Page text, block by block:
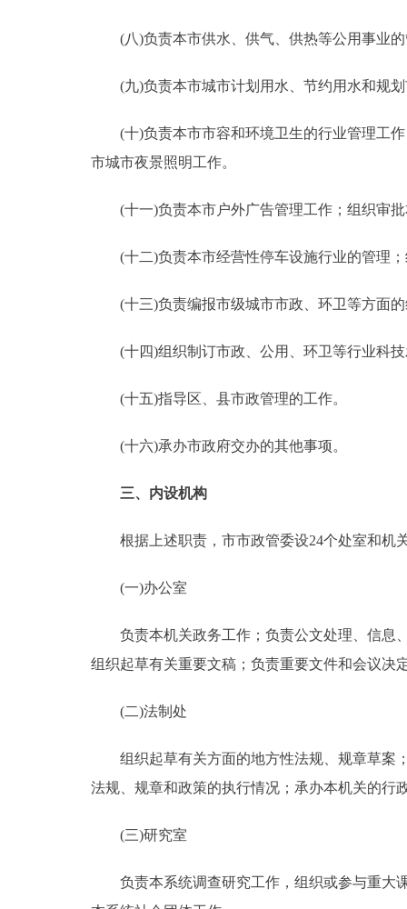
(八)负责本市供水、供气、供热等公用事业的
(九)负责本市城市计划用水、节约用水和规划
(十)负责本市市容和环境卫生的行业管理工作
市城市夜景照明工作。
(十一)负责本市户外广告管理工作；组织审批
(十二)负责本市经营性停车设施行业的管理；
(十三)负责编报市级城市市政、环卫等方面的
(十四)组织制订市政、公用、环卫等行业科技
(十五)指导区、县市政管理的工作。
(十六)承办市政府交办的其他事项。
三、内设机构
根据上述职责，市市政管委设24个处室和机
(一)办公室
负责本机关政务工作；负责公文处理、信息、
组织起草有关重要文稿；负责重要文件和会议决
(二)法制处
组织起草有关方面的地方性法规、规章草案；
法规、规章和政策的执行情况；承办本机关的行
(三)研究室
负责本系统调查研究工作，组织或参与重大课